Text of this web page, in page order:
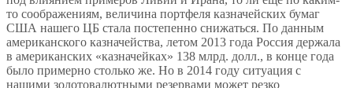
то соображениям, величина портфеля казначейских бумаг
США нашего ЦБ стала постепенно снижаться. По данным
американского казначейства, летом 2013 года Россия держала
в американских «казначейках» 138 млрд. долл., в конце года
было примерно столько же. Но в 2014 году ситуация с
нашими золотовалютными резервами может резко